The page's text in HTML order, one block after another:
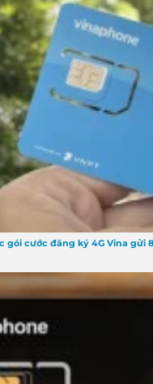
gói cước đăng ký 4G Vina gửi